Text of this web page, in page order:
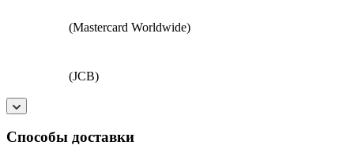
(Mastercard Worldwide)
(JCB)
Способы доставки